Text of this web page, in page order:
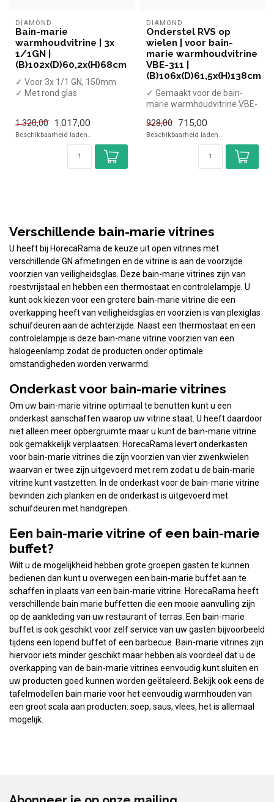
DIAMOND
Bain-marie
warmhoudvitrine | 3x
1/1GN |
(B)102x(D)60,2x(H)68cm
✓ Voor 3x 1/1 GN, 150mm
✓ Met rond glas
✓ 230 Volt
1.320,00 1.017,00
Beschikbaarheid laden..
DIAMOND
Onderstel RVS op
wielen | voor bain-
marie warmhoudvitrine
VBE-311 |
(B)106x(D)61,5x(H)138cm
✓ Gemaakt voor de bain-
marie warmhoudvitrine VBE-
✓ Met schuifdeuren
✓ Verr...
928,00 715,00
Beschikbaarheid laden..
Verschillende bain-marie vitrines
U heeft bij HorecaRama de keuze uit open vitrines met
verschillende GN afmetingen en de vitrine is aan de voorzijde
voorzien van veiligheidsglas. Deze bain-marie vitrines zijn van
roestvrijstaal en hebben een thermostaat en controlelampje. U
kunt ook kiezen voor een grotere bain-marie vitrine die een
overkapping heeft van veiligheidsglas en voorzien is van plexiglas
schuifdeuren aan de achterzijde. Naast een thermostaat en een
controlelampje is deze bain-marie vitrine voorzien van een
halogeenlamp zodat de producten onder optimale
omstandigheden worden verwarmd.
Onderkast voor bain-marie vitrines
Om uw bain-marie vitrine optimaal te benutten kunt u een
onderkast aanschaffen waarop uw vitrine staat. U heeft daardoor
niet alleen meer opbergruimte maar u kunt de bain-marie vitrine
ook gemakkelijk verplaatsen. HorecaRama levert onderkasten
voor bain-marie vitrines die zijn voorzien van vier zwenkwielen
waarvan er twee zijn uitgevoerd met rem zodat u de bain-marie
vitrine kunt vastzetten. In de onderkast voor de bain-marie vitrine
bevinden zich planken en de onderkast is uitgevoerd met
schuifdeuren met handgrepen.
Een bain-marie vitrine of een bain-marie
buffet?
Wilt u de mogelijkheid hebben grote groepen gasten te kunnen
bedienen dan kunt u overwegen een bain-marie buffet aan te
schaffen in plaats van een bain-marie vitrine. HorecaRama heeft
verschillende bain marie buffetten die een mooie aanvulling zijn
op de aankleding van uw restaurant of terras. Een bain-marie
buffet is ook geschikt voor zelf service van uw gasten bijvoorbeeld
tijdens een lopend buffet of een barbecue. Bain-marie vitrines zijn
hiervoor iets minder geschikt maar hebben als voordeel dat u de
overkapping van de bain-marie vitrines eenvoudig kunt sluiten en
uw producten goed kunnen worden geëtaleerd. Bekijk ook eens de
tafelmodellen bain marie voor het eenvoudig warmhouden van
een groot scala aan producten: soep, saus, vlees, het is allemaal
mogelijk.